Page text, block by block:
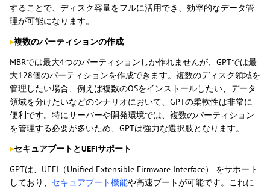
することで、ディスク容量をフルに活用でき、効率的なデータ管
理が可能になります。
▸複数のパーティションの作成
MBRでは最大4つのパーティションしか作れませんが、GPTでは最
大128個のパーティションを作成できます。複数のディスク領域を
管理したい場合、例えば複数のOSをインストールしたい、データ
領域を分けたいなどのシナリオにおいて、GPTの柔軟性は非常に
便利です。特にサーバーや開発環境では、複数のパーティション
を管理する必要が多いため、GPTは強力な選択肢となります。
▸セキュアブートとUEFIサポート
GPTは、UEFI（Unified Extensible Firmware Interface） をサポート
しており、 セキュアブート機能や高速ブートが可能です。これに